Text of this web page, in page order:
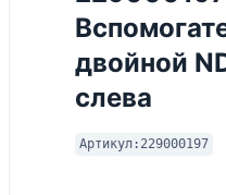
двойной
слева
Артикул: 229000197